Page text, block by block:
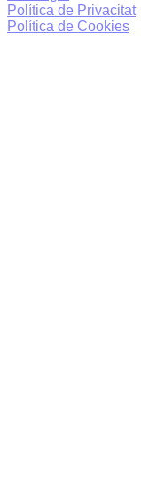
Política de Privacitat
Política de Cookies